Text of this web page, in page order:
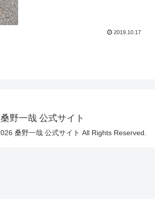
2019.10.17
桑野一哉 公式サイト
桑野一哉 公式サイト All Rights Reserved.